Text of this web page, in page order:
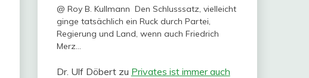
@ Roy B. Kullmann Den Schlusssatz, vielleicht
ginge tatsächlich ein Ruck durch Partei,
Regierung und Land, wenn auch Friedrich
Merz…
Dr. Ulf Döbertzu Privates ist immer auch